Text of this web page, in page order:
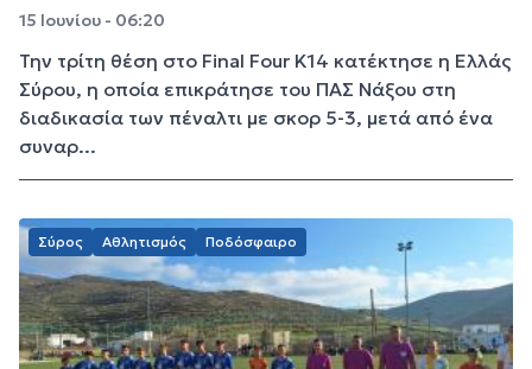
15 Ιουνίου - 06:20
Την τρίτη θέση στο Final Four Κ14 κατέκτησε η Ελλάς
Σύρου, η οποία επικράτησε του ΠΑΣ Νάξου στη
διαδικασία των πέναλτι με σκορ 5-3, μετά από ένα
συναρ...
Σύρος Αθλητισμός Ποδόσφαιρο